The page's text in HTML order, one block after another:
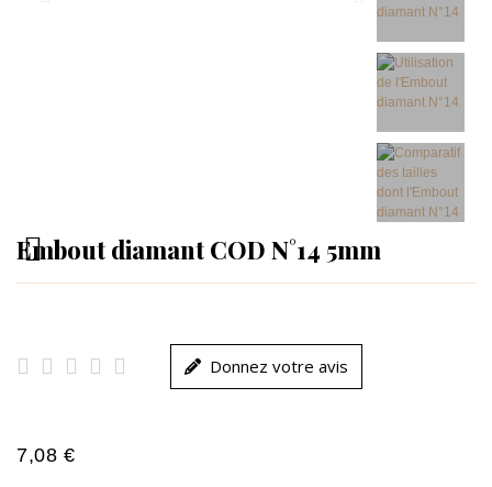
Embout diamant COD N°14 5mm
     Donnez votre avis
7,08 €